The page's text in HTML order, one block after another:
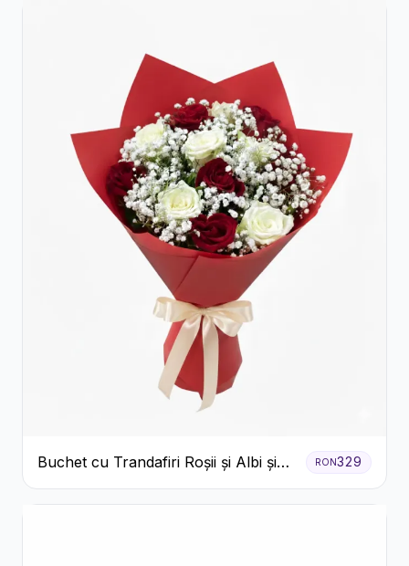
Buchet cu Trandafiri Roșii și Albi și
Gypsophila
RON329